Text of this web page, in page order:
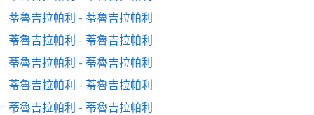
蒂魯吉拉帕利 - 蒂魯吉拉帕利
蒂魯吉拉帕利 - 蒂魯吉拉帕利
蒂魯吉拉帕利 - 蒂魯吉拉帕利
蒂魯吉拉帕利 - 蒂魯吉拉帕利
蒂魯吉拉帕利 - 蒂魯吉拉帕利